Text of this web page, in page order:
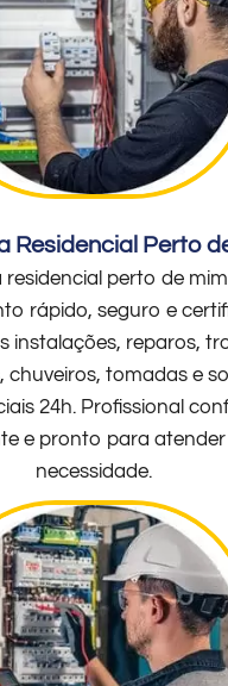
Residencial Perto
residencial perto de
rápido, seguro e
instalações, reparos,
chuveiros, tomadas e
24h. Profissional
e pronto para atender
necessidade.